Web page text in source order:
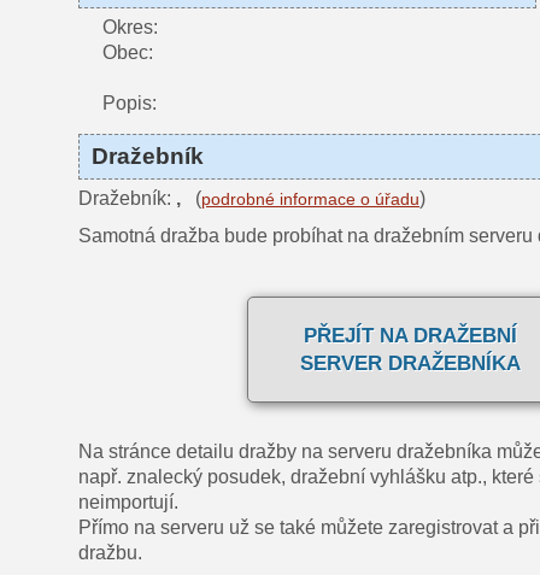
Okres:
Obec:
Popis:
Dražebník
Dražebník: , (podrobné informace o úřadu)
Samotná dražba bude probíhat na dražebním
PŘEJÍT NA DRAŽEBNÍ
SERVER DRAŽEBNÍKA
Na stránce detailu dražby na serveru dražebníka
např. znalecký posudek, dražební vyhlášku atp.,
neimportují.
Přímo na serveru už se také můžete zaregistrovat a
dražbu.